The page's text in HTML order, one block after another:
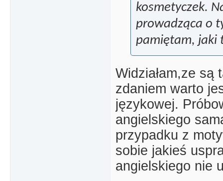
kosmetyczek.
prowadząca o
pamiętam, jaki
Widziałam,ze są
zdaniem warto
językowej.
angielskiego
przypadku z
sobie jakieś
angielskiego nie